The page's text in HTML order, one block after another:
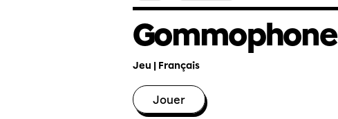
Gommophone
Jeu | Français
Jouer